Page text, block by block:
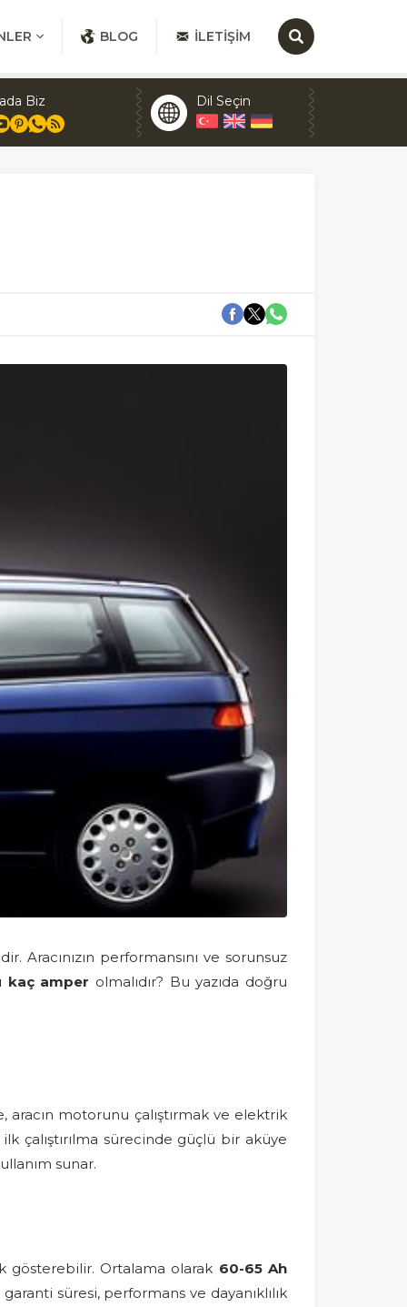
BLOG İLETIŞIM
Biz Dil Seçin
Aracınızın performansını ve sorunsuz
kaç amper olmalıdır? Bu yazıda doğru
motorunu çalıştırmak ve elektrik
çalıştırılma sürecinde güçlü bir aküye
sunar.
gösterebilir. Ortalama olarak 60-65 Ah
süresi, performans ve dayanıklılık